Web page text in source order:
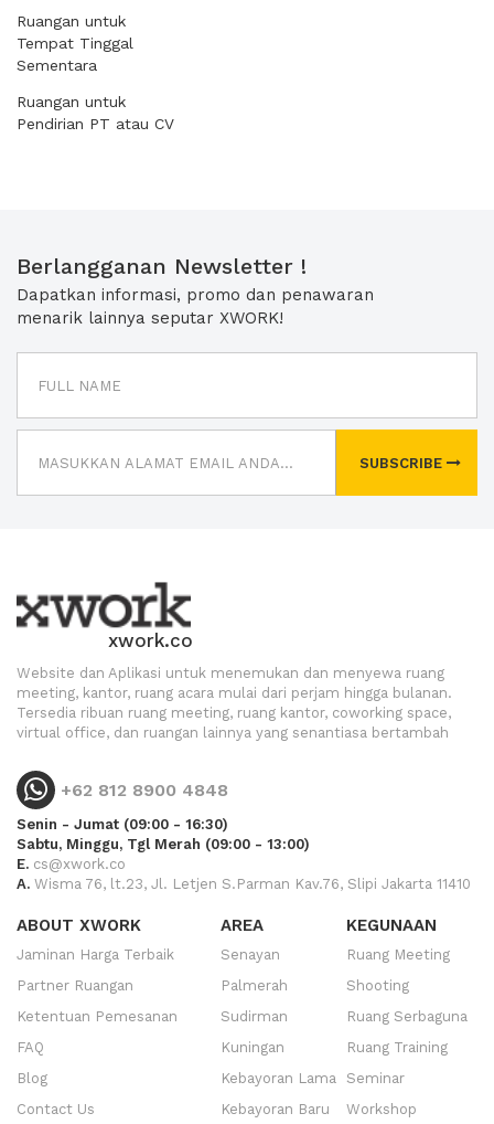
Ruangan untuk
Tempat Tinggal
Sementara
Ruangan untuk
Pendirian PT atau CV
Berlangganan Newsletter !
Dapatkan informasi, promo dan penawaran
menarik lainnya seputar XWORK!
SUBSCRIBE
xwork.co
Website dan Aplikasi untuk menemukan dan menyewa ruang
meeting, kantor, ruang acara mulai dari perjam hingga bulanan.
Tersedia ribuan ruang meeting, ruang kantor, coworking space,
virtual office, dan ruangan lainnya yang senantiasa bertambah
+62 812 8900 4848
Senin - Jumat (09:00 - 16:30)
Sabtu, Minggu, Tgl Merah (09:00 - 13:00)
E. cs@xwork.co
A. Wisma 76, lt.23, Jl. Letjen S.Parman Kav.76, Slipi Jakarta 11410
ABOUT XWORK
Jaminan Harga Terbaik
Partner Ruangan
Ketentuan Pemesanan
FAQ
Blog
Contact Us
AREA
Senayan
Palmerah
Sudirman
Kuningan
Kebayoran Lama
Kebayoran Baru
KEGUNAAN
Ruang Meeting
Shooting
Ruang Serbaguna
Ruang Training
Seminar
Workshop